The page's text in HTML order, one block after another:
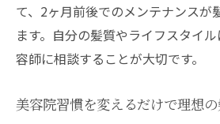
て、2ヶ月前後でのメンテナンスが
ます。自分の髪質やライフスタイ
容師に相談することが大切です。
美容院習慣を変えるだけで理想